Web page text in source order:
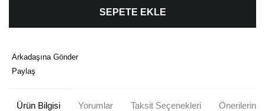
SEPETE EKLE
Arkadaşına Gönder
Paylaş
Ürün Bilgisi Yorumlar Taksit Seçenekleri Önerileriniz